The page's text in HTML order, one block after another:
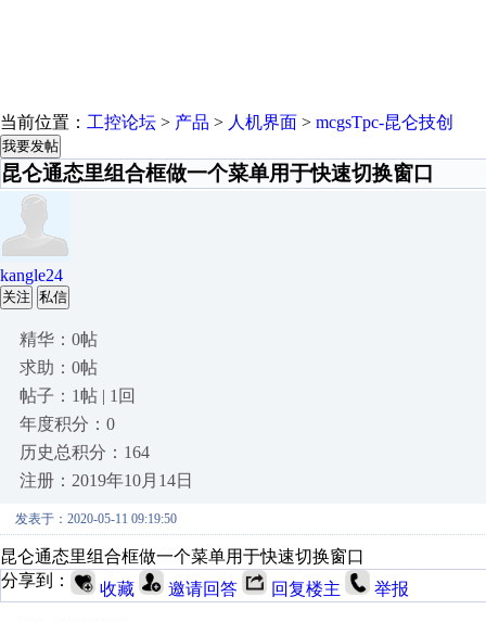
当前位置： 工控论坛 > 产品 > 人机界面 > mcgsTpc-昆仑技创
我要发帖
昆仑通态里组合框做一个菜单用于快速切换窗口
kangle24
关注 私信
精华：0帖
求助：0帖
帖子：1帖 | 1回
年度积分：0
历史总积分：164
注册：2019年10月14日
发表于：2020-05-11 09:19:50
昆仑通态里组合框做一个菜单用于快速切换窗口
分享到：
收藏 邀请回答 回复楼主 举报